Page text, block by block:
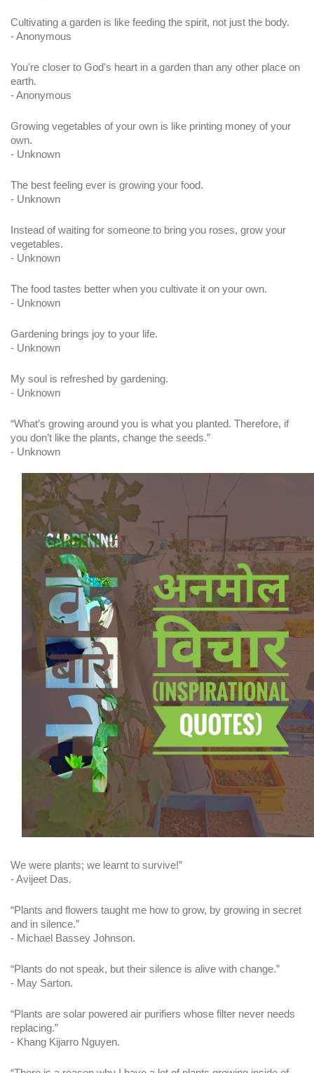
Cultivating a garden is like feeding the spirit, not just the body.
- Anonymous
You're closer to God's heart in a garden than any other place on
earth.
- Anonymous
Growing vegetables of your own is like printing money of your
own.
- Unknown
The best feeling ever is growing your food.
- Unknown
Instead of waiting for someone to bring you roses, grow your
vegetables.
- Unknown
The food tastes better when you cultivate it on your own.
- Unknown
Gardening brings joy to your life.
- Unknown
My soul is refreshed by gardening.
- Unknown
“What’s growing around you is what you planted. Therefore, if
you don’t like the plants, change the seeds.”
- Unknown
We were plants; we learnt to survive!”
- Avijeet Das.
“Plants and flowers taught me how to grow, by growing in secret
and in silence.”
- Michael Bassey Johnson.
“Plants do not speak, but their silence is alive with change.”
- May Sarton.
“Plants are solar powered air purifiers whose filter never needs
replacing.”
- Khang Kijarro Nguyen.